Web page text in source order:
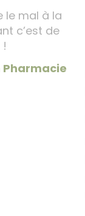
le mal à la
c’est de
Pharmacie